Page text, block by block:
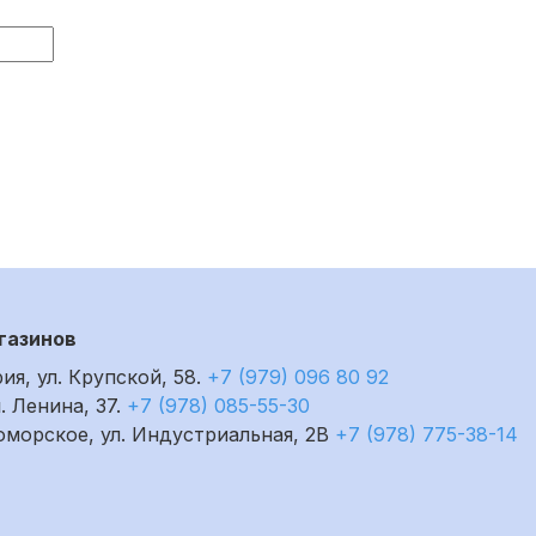
ул. Крупской, 58. +7 (979) 096 80 92
Ленина, 37. +7 (978) 085-55-30
ул. Индустриальная, 2В +7 (978) 775-38-14